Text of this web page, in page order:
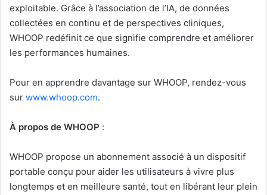
exploitable. Grâce à l’association de l’IA, de données
collectées en continu et de perspectives cliniques,
WHOOP redéfinit ce que signifie comprendre et améliorer
les performances humaines.
Pour en apprendre davantage sur WHOOP, rendez-vous
sur www.whoop.com.
À propos de WHOOP :
WHOOP propose un abonnement associé à un dispositif
portable conçu pour aider les utilisateurs à vivre plus
longtemps et en meilleure santé, tout en libérant leur plein